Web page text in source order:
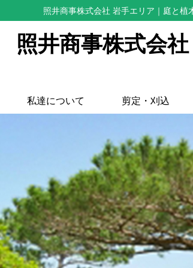
照井商事株式会社 岩手エリア ｜庭と
照井商事株式会社
私達について 剪定・刈込